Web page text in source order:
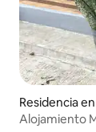
Residencia
Alojamiento